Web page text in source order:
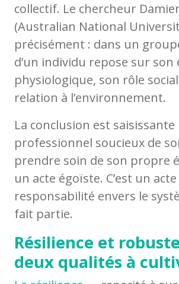
collectif. Le chercheur
(Australian National
précisément : dans un
d’un individu repose sur son
physiologique, son rôle
relation à l’environnement.
La conclusion est
professionnel soucieux de
prendre soin de son propre
un acte égoïste. C’est un
responsabilité envers le
fait partie.
Résilience et
deux qualités à